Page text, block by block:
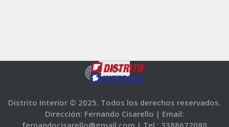
Distrito Interior © 2025. Todos los derechos reservados.
Dirección: Fernando Cisarello | Email: